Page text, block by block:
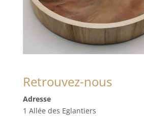
Retrouvez-nous
Adresse
1 Allée des Eglantiers